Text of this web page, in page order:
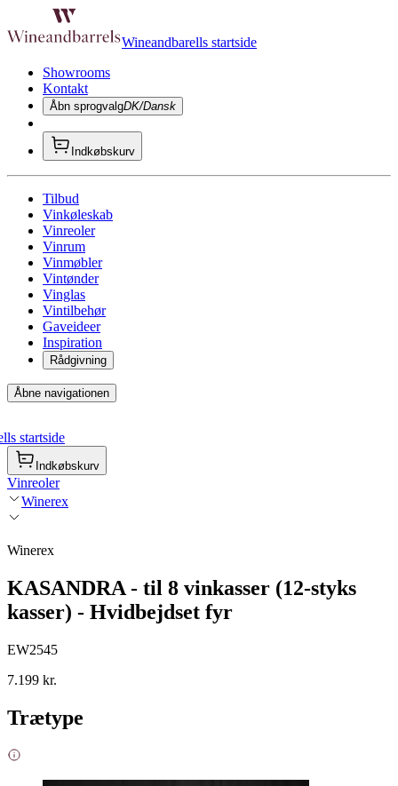
Wineandbarells startside
Showrooms
Kontakt
Åbn sprogvalgDK/Dansk
Indkøbskurv
Tilbud
Vinkøleskab
Vinreoler
Vinrum
Vinmøbler
Vintønder
Vinglas
Vintilbehør
Gaveideer
Inspiration
Rådgivning
Åbne navigationen
startside
Indkøbskurv
Vinreoler
Winerex
Winerex
KASANDRA - til 8 vinkasser (12-styks
kasser) - Hvidbejdset fyr
EW2545
7.199 kr.
Trætype